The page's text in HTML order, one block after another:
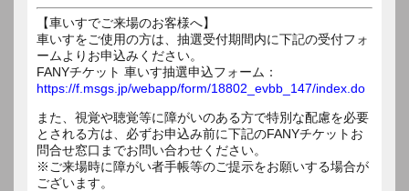
【車いすでご来場のお客様へ】
車いすをご使用の方は、抽選受付期間内に下記の受付フォ
ームよりお申込みください。
FANYチケット 車いす抽選申込フォーム：
https://f.msgs.jp/webapp/form/18802_evbb_147/index.do
また、視覚や聴覚等に障がいのある方で特別な配慮を必要
とされる方は、必ずお申込み前に下記のFANYチケットお
問合せ窓口までお問い合わせください。
※ご来場時に障がい者手帳等のご提示をお願いする場合が
ございます。